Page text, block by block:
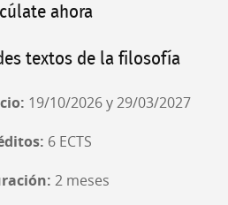
ahora
textos de la filosofía
19/10/2026 y 29/03/2027
6 ECTS
2 meses